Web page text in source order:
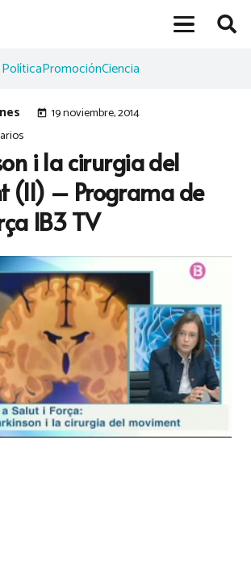
PolíticaPromociónCiencia
today 19 noviembre, 2014
i la cirurgia del
(II) – Programa de
IB3 TV